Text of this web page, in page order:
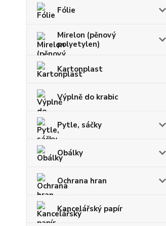
Fólie
Mirelon (pěnový
polyetylen)
Kartonplast
Výplně do krabic
Pytle, sáčky
Obálky
Ochrana hran
Kancelářský papír